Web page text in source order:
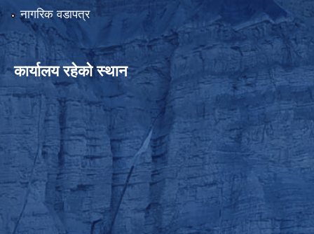
नागरिक वडापत्र
कार्यालय रहेको स्थान